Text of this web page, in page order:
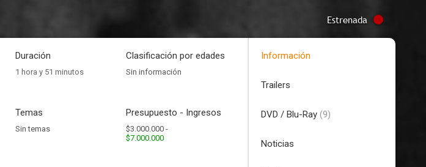
Estrenada
Duración
1 hora y 51 minutos
Clasificación por edades
Sin información
Temas
Sin temas
Presupuesto - Ingresos
$3.000.000 -
$7.000.000
Información
Trailers
DVD / Blu-Ray (9)
Noticias